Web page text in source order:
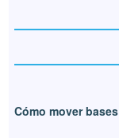
Cómo mover bases